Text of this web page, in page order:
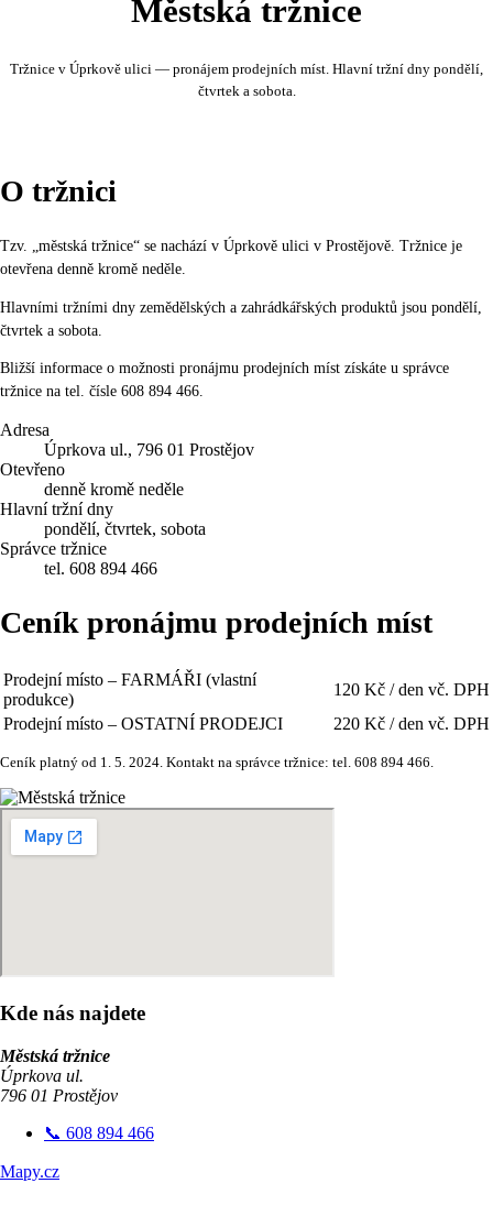
Městská tržnice
Tržnice v Úprkově ulici — pronájem prodejních míst. Hlavní tržní dny pondělí,
čtvrtek a sobota.
O tržnici
Tzv. „městská tržnice“ se nachází v Úprkově ulici v Prostějově. Tržnice je
otevřena denně kromě neděle.
Hlavními tržními dny zemědělských a zahrádkářských produktů jsou pondělí,
čtvrtek a sobota.
Bližší informace o možnosti pronájmu prodejních míst získáte u správce
tržnice na tel. čísle 608 894 466.
Adresa
Úprkova ul., 796 01 Prostějov
Otevřeno
denně kromě neděle
Hlavní tržní dny
pondělí, čtvrtek, sobota
Správce tržnice
tel. 608 894 466
Ceník pronájmu prodejních míst
Prodejní místo – FARMÁŘI (vlastní
produkce)
120 Kč / den vč. DPH
Prodejní místo – OSTATNÍ PRODEJCI
220 Kč / den vč. DPH
Ceník platný od 1. 5. 2024. Kontakt na správce tržnice: tel. 608 894 466.
Kde nás najdete
Městská tržnice
Úprkova ul.
796 01 Prostějov
📞 608 894 466
Mapy.cz